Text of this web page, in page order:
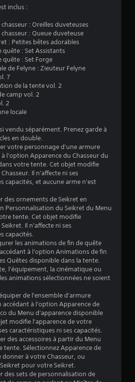
o
i
l
e
s
u
r
5
6
0
inclus :
: Oreilles duveteuses
: Queue duveteuse
: Petites bêtes adorables
: Set Assistants
: Set Forge
de Felyne : Zieuteur Felyne
7
de la tente vol. 2
camp vol. 2
2
locale
vendu séparément. Prenez garde à
en double.
votre personnage d'une armure
l'option Apparence du Chasseur du
votre tente. Cet objet modifie
Il n'affecte ni ses
capacités, et aucune arme n'est
des ornements de Seikret en
Personnalisation du Seikret du Menu
tente. Cet objet modifie
Il n'affecte ni ses
capacités.
les animations de fin de quête
à l'option Animations de fin
Quêtes disponible dans la tente.
l'équipement, la cinématique ou
animations sélectionnées ne soient
de l'ensemble d'armure
accédant à l'option Apparence de
du Menu d'apparence disponible
modifie l'apparence de votre
caractéristiques ni ses capacités.
des accessoires à partir du Menu
tente. Sélectionnez Apparence de
à votre Chasseur, ou
pour votre Seikret.
des sets de personnalisation de